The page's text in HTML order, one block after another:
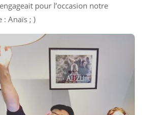
pour l’occasion notre
: Anaïs ; )